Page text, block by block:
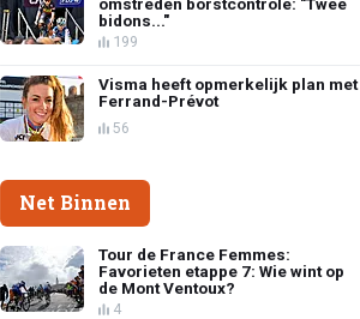
bidons..."
199
Visma heeft opmerkelijk plan met
Ferrand-Prévot
56
Net Binnen
Tour de France Femmes:
Favorieten etappe 7: Wie wint op
de Mont Ventoux?
4